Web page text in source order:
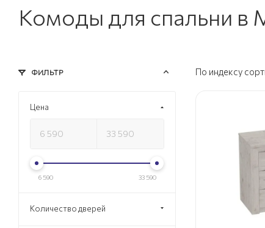
Комоды для спальни в
По индексу
ФИЛЬТР
Цена
6 590 33 590
Количество дверей